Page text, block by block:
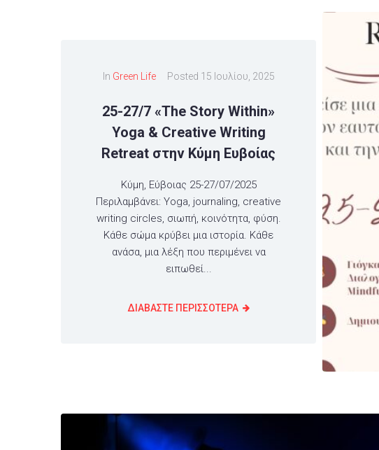
In Green Life Posted 15 Ιουλίου, 2025
25-27/7 «The Story Within»
Yoga & Creative Writing
Retreat στην Κύμη Ευβοίας
Κύμη, Εύβοιας 25-27/07/2025
Περιλαμβάνει: Yoga, journaling, creative
writing circles, σιωπή, κοινότητα, φύση.
Κάθε σώμα κρύβει μια ιστορία. Κάθε
ανάσα, μια λέξη που περιμένει να
ειπωθεί...
ΔΙΑΒΑΣΤΕ ΠΕΡΙΣΣΟΤΕΡΑ